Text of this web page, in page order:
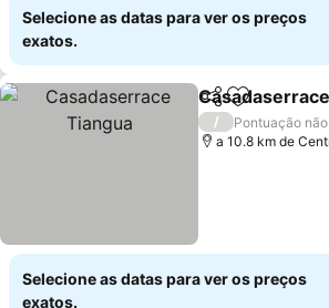
Selecione as datas para ver os preços
exatos.
PartilharAdicionar
/
Pontuação
a 10.8 km de
Selecione as datas para ver os preços
exatos.